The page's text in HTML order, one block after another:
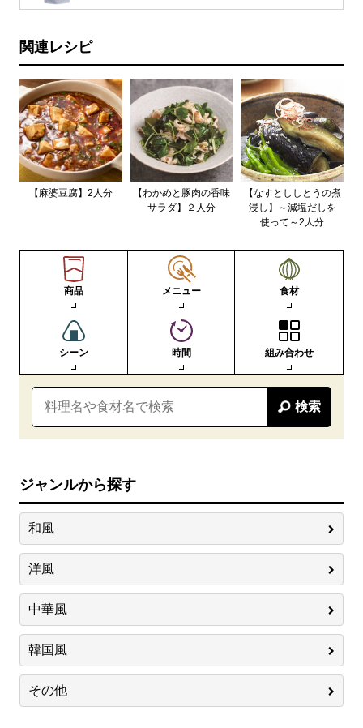
関連レシピ
【麻婆豆腐】2人分
【わかめと豚肉の香味
サラダ】２人分
【なすとししとうの煮
浸し】～減塩だしを
使って～2人分
商品 メニュー 食材
シーン 時間 組み合わせ
検索
ジャンルから探す
和風
洋風
中華風
韓国風
その他